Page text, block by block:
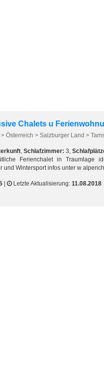
> Österreich > Salzburger Land >
, Schlafzimmer: 3,
Ferienchalet in Traumlage
und Wintersport infos unter w
| Letzte Aktualisierung: 11.08.2018